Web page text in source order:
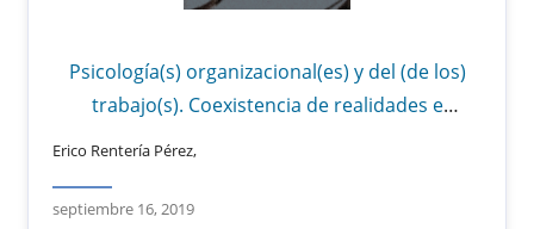
Psicología(s) organizacional(es) y del (de los)
trabajo(s). Coexistencia de realidades e
implicaciones disciplinares y para las personas.
Erico Rentería Pérez,
septiembre 16, 2019